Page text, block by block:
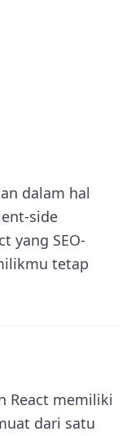
dalam hal
side
yang SEO-
tetap
React memiliki
dari satu